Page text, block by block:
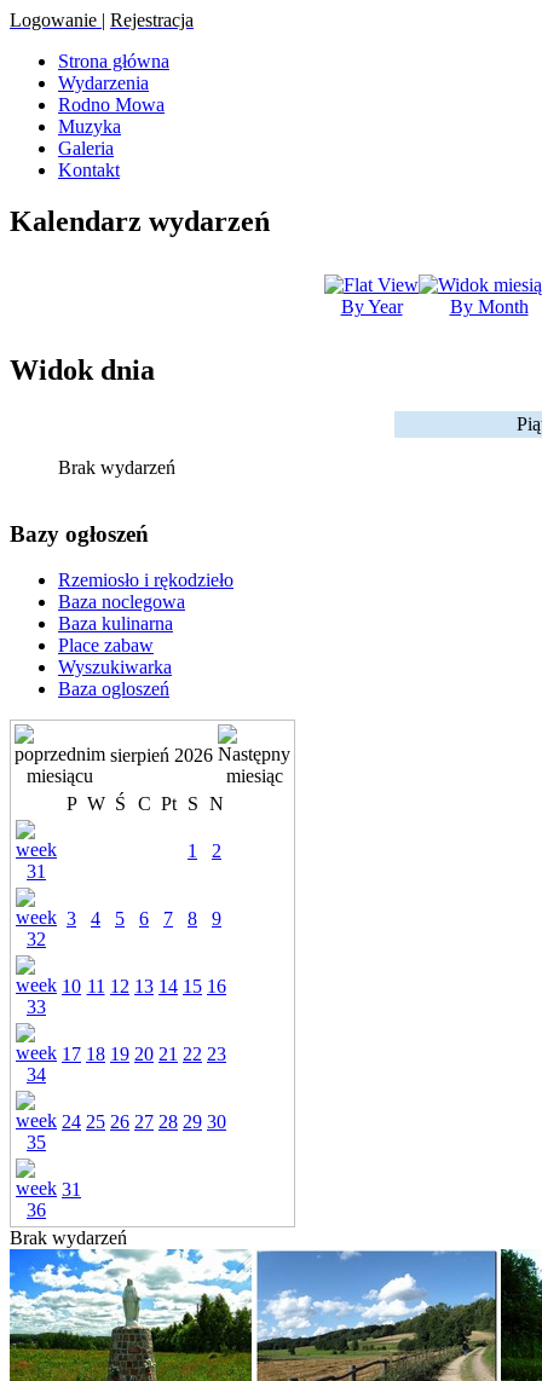
Logowanie | Rejestracja
Strona główna
Wydarzenia
Rodno Mowa
Muzyka
Galeria
Kontakt
Kalendarz wydarzeń
By Year By Month
Widok dnia
Brak wydarzeń
Bazy ogłoszeń
Rzemiosło i rękodzieło
Baza noclegowa
Baza kulinarna
Place zabaw
Wyszukiwarka
Baza ogloszeń
sierpień 2026
P W Ś C Pt S N
1 2
3 4 5 6 7 8 9
10 11 12 13 14 15 16
17 18 19 20 21 22 23
24 25 26 27 28 29 30
31
Brak wydarzeń